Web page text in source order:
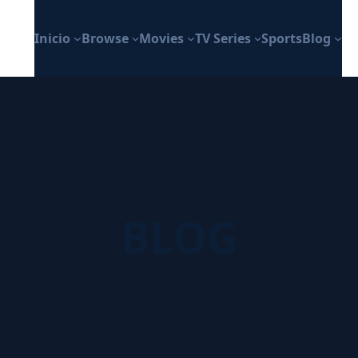
Inicio Browse Movies TV Series SportsBlog